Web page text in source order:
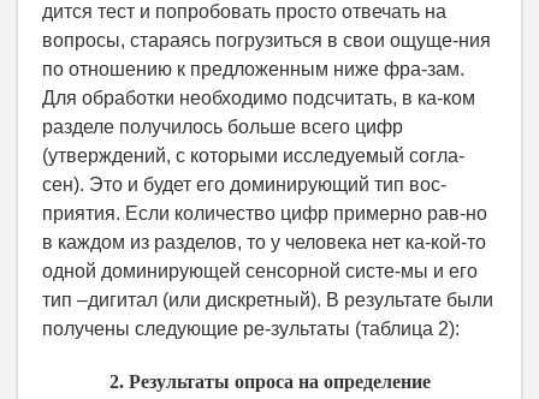
дится тест и попробовать просто отвечать на
вопросы, стараясь погрузиться в свои ощуще-ния
по отношению к предложенным ниже фра-зам.
Для обработки необходимо подсчитать, в ка-ком
разделе получилось больше всего цифр
(утверждений, с которыми исследуемый согла-
сен). Это и будет его доминирующий тип вос-
приятия. Если количество цифр примерно рав-но
в каждом из разделов, то у человека нет ка-кой-то
одной доминирующей сенсорной систе-мы и его
тип –дигитал (или дискретный). В результате были
получены следующие ре-зультаты (таблица 2):
2. Результаты опроса на определение